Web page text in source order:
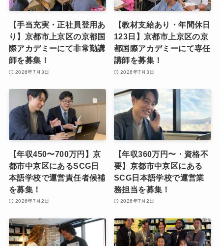
【手当充実・正社員登用あ
り】京都市上京区の京都国
際アカデミーにて非常勤講
師を募集！
2026年7月3日
【教材支給あり・年間休日
123日】京都市上京区の京
都国際アカデミーにて専任
講師を募集！
2026年7月3日
【年収450〜700万円】京
都市中京区にあるSCG日
本語学校で運営責任者候補
を募集！
2026年7月2日
【年収360万円〜・資格不
要】京都市中京区にある
SCG日本語学校で運営業
務担当を募集！
2026年7月2日